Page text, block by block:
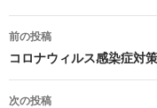
投
稿
ナ
前の投稿
コロナウィルス感染症対
次の投稿